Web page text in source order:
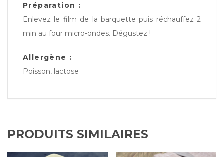
curcuma,
poêlée
Préparation :
Enlevez le film de la barquette puis réchauffez 2
min au four micro-ondes. Dégustez !
Allergène :
Poisson, lactose
PRODUITS SIMILAIRES